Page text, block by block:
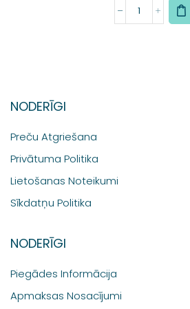
NODERĪGI
Preču Atgriešana
Privātuma Politika
Lietošanas Noteikumi
Sīkdatņu Politika
NODERĪGI
Piegādes Informācija
Apmaksas Nosacījumi